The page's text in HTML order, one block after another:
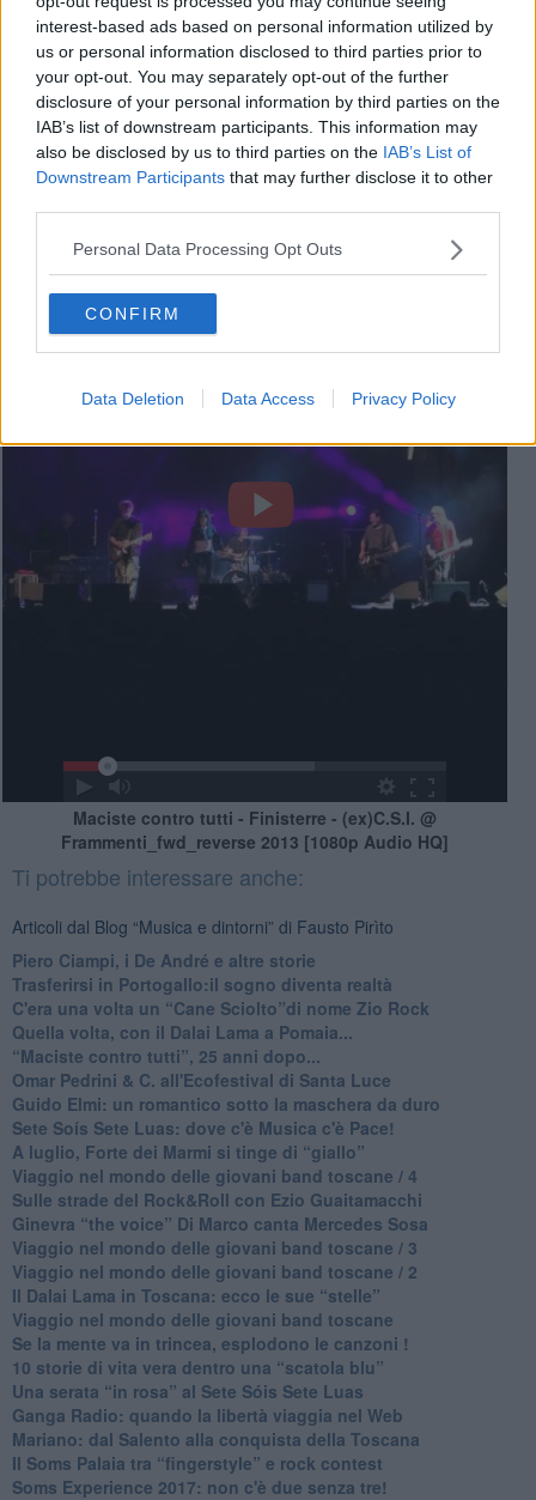
interest-based ads based on personal information utilized by
us or personal information disclosed to third parties prior to
your opt-out. You may separately opt-out of the further
disclosure of your personal information by third parties on the
IAB’s list of downstream participants. This information may
also be disclosed by us to third parties on the IAB’s List of
Downstream Participants that may further disclose it to other
Personal Data Processing Opt Outs
CONFIRM
Data Deletion Data Access Privacy Policy
C.S.I. - Maciste contro tutti - Centro Pecci - 18 settembre 1992
Maciste contro tutti - Finisterre - (ex)C.S.I. @
Frammenti_fwd_reverse 2013 [1080p Audio HQ]
Ti potrebbe interessare anche:
Articoli dal Blog “Musica e dintorni” di Fausto Pirìto
​Piero Ciampi, i De André e altre storie
​Trasferirsi in Portogallo:il sogno diventa realtà
​C'era una volta un “Cane Sciolto”di nome Zio Rock
Quella volta, con il Dalai Lama a Pomaia...
​“Maciste contro tutti”, 25 anni dopo...
​Omar Pedrini & C. all'Ecofestival di Santa Luce
Guido Elmi: un romantico sotto la maschera da duro
Sete Soís Sete Luas: dove c'è Musica c'è Pace!
​A luglio, Forte dei Marmi si tinge di “giallo”
Viaggio nel mondo delle giovani band toscane / 4
Sulle strade del Rock&Roll con Ezio Guaitamacchi
​Ginevra “the voice” Di Marco canta Mercedes Sosa
Viaggio nel mondo delle giovani band toscane / 3
​Viaggio nel mondo delle giovani band toscane / 2
Il Dalai Lama in Toscana: ecco le sue “stelle”
Viaggio nel mondo delle giovani band toscane
Se la mente va in trincea, esplodono le canzoni !
​10 storie di vita vera dentro una “scatola blu”
​Una serata “in rosa” al Sete Sóis Sete Luas
Ganga Radio: quando la libertà viaggia nel Web
Mariano: dal Salento alla conquista della Toscana
​Il Soms Palaia tra “fingerstyle” e rock contest
Soms Experience 2017: non c'è due senza tre!